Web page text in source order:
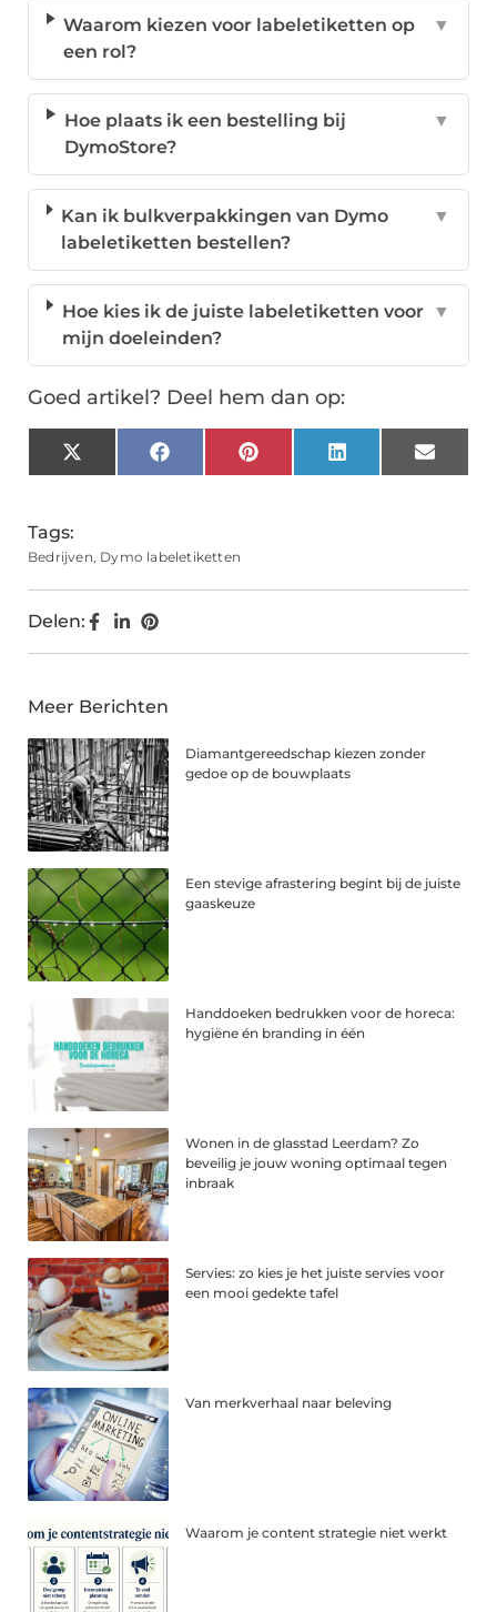
Waarom kiezen voor labeletiketten op
een rol?
▼
Hoe plaats ik een bestelling bij
DymoStore?
▼
Kan ik bulkverpakkingen van Dymo
labeletiketten bestellen?
▼
Hoe kies ik de juiste labeletiketten voor
mijn doeleinden?
▼
Goed artikel? Deel hem dan op:
X
(Twitter)
FacebookPinterestLinkedIn Email
Tags:
Bedrijven, Dymo labeletiketten
Delen:
Meer Berichten
Diamantgereedschap kiezen zonder
gedoe op de bouwplaats
Een stevige afrastering begint bij de juiste
gaaskeuze
Handdoeken bedrukken voor de horeca:
hygiëne én branding in één
Wonen in de glasstad Leerdam? Zo
beveilig je jouw woning optimaal tegen
inbraak
Servies: zo kies je het juiste servies voor
een mooi gedekte tafel
Van merkverhaal naar beleving
Waarom je content strategie niet werkt